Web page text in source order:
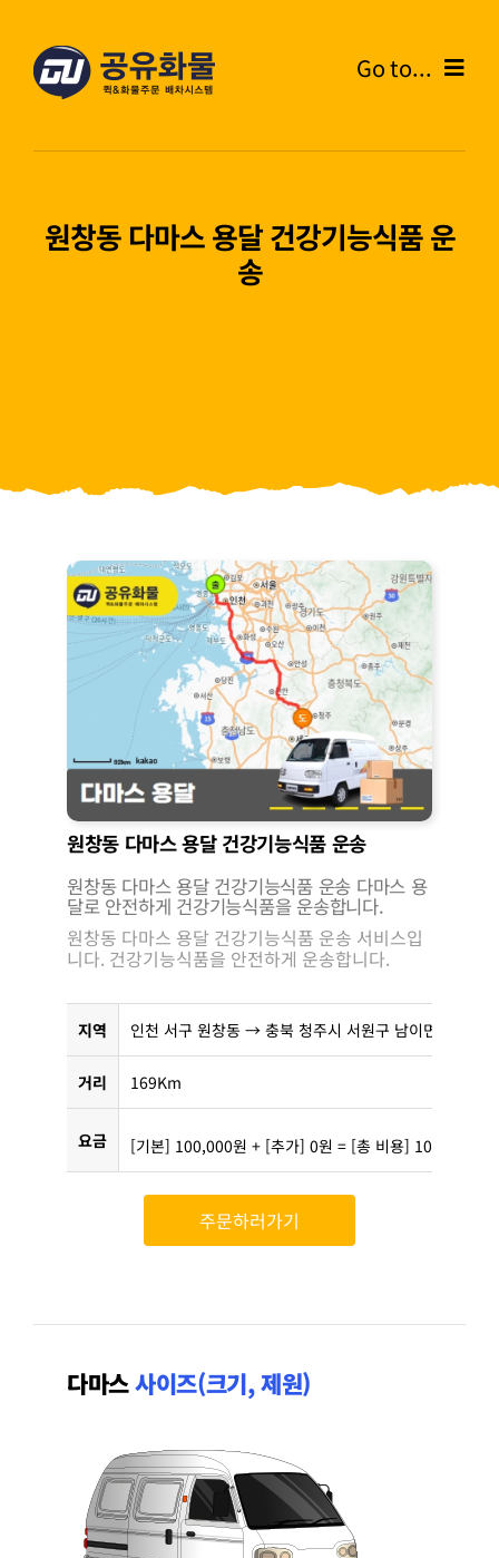
Go to...
원창동 다마스 용달 건강기능식품 운
송
원창동 다마스 용달 건강기능식품 운송
원창동 다마스 용달 건강기능식품 운송 다마스 용
달로 안전하게 건강기능식품을 운송합니다.
원창동 다마스 용달 건강기능식품 운송 서비스입
니다. 건강기능식품을 안전하게 운송합니다.
지역 인천 서구 원창동 → 충북 청주시 서원구 남이면 구미리
거리 169Km
요금 [기본] 100,000원 + [추가] 0원 = [총 비용] 100,000원
주문하러가기
다마스사이즈(크기, 제원)